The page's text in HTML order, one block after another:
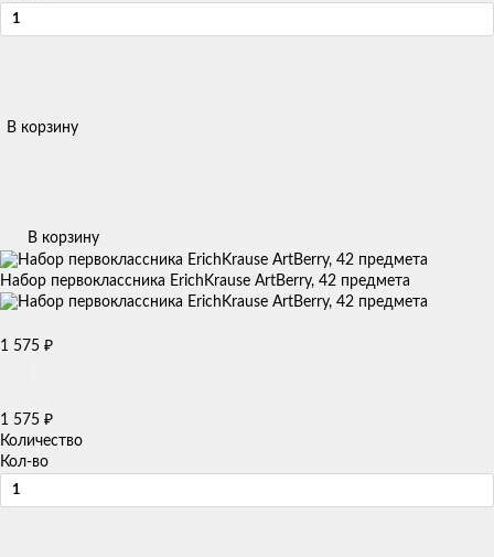
В корзину
В корзину
Набор первоклассника ErichKrause ArtBerry, 42 предмета
1 575 ₽
1 575 ₽
Количество
Кол-во